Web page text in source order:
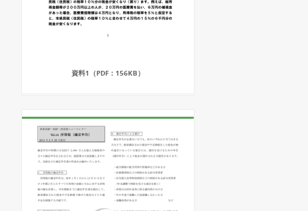
資料1（PDF：156KB）